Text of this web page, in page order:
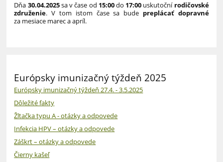
Dňa 30.04.2025sav čase od 15:00do 17:00 uskutoční rodičovské
združenie. V tom istom čase sa bude preplácať dopravné
za mesiace marec a apríl.
Európsky imunizačný týždeň 2025
Európsky imunizačný týždeň 27.4. - 3.5.2025
Dôležité fakty
Žltačka typu A - otázky a odpovede
Infekcia HPV – otázky a odpovede
Záškrt – otázky a odpovede
Čierny kašeľ